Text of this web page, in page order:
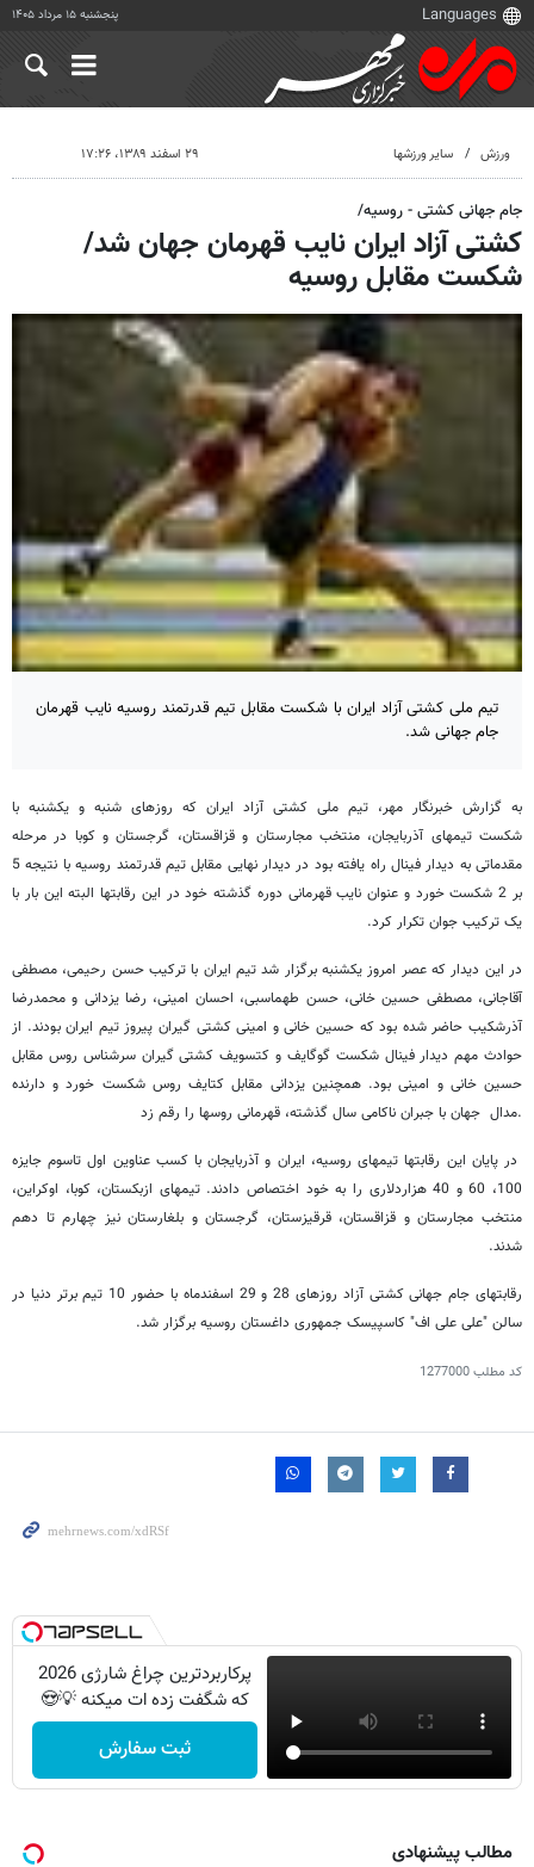
پنجشنبه ۱۵ مرداد ۱۴۰۵
ورزش سایر ورزشها ۲۹ اسفند ۱۳۸۹، ۱۷:۲۶
جام جهانی کشتی - روسیه/
کشتی آزاد ایران نایب قهرمان جهان شد/
شکست مقابل روسیه
تیم ملی کشتی آزاد ایران با شکست مقابل تیم قدرتمند روسیه نایب قهرمان
جام جهانی شد.
به گزارش خبرنگار مهر، تیم ملی کشتی آزاد ایران که روزهای شنبه و یکشنبه با
شکست تیمهای آذربایجان، منتخب مجارستان و قزاقستان، گرجستان و کوبا در مرحله
مقدماتی به دیدار فینال راه یافته بود در دیدار نهایی مقابل تیم قدرتمند روسیه با نتیجه 5
بر 2 شکست خورد و عنوان نایب قهرمانی دوره گذشته خود در این رقابتها البته این بار با
یک ترکیب جوان تکرار کرد.
در این دیدار که عصر امروز یکشنبه برگزار شد تیم ایران با ترکیب حسن رحیمی، مصطفی
آقاجانی، مصطفی حسین خانی، حسن طهماسبی، احسان امینی، رضا یزدانی و محمدرضا
آذرشکیب حاضر شده بود که حسین خانی و امینی کشتی گیران پیروز تیم ایران بودند. از
حوادث مهم دیدار فینال شکست گوگایف و کتسویف کشتی گیران سرشناس روس مقابل
حسین خانی و امینی بود. همچنین یزدانی مقابل کتایف روس شکست خورد و دارنده
مدال جهان با جبران ناکامی سال گذشته، قهرمانی روسها را رقم زد.
در پایان این رقابتها تیمهای روسیه، ایران و آذربایجان با کسب عناوین اول تاسوم جایزه
100، 60 و 40 هزاردلاری را به خود اختصاص دادند. تیمهای ازبکستان، کوبا، اوکراین،
منتخب مجارستان و قزاقستان، قرقیزستان، گرجستان و بلغارستان نیز چهارم تا دهم
شدند.
رقابتهای جام جهانی کشتی آزاد روزهای 28 و 29 اسفندماه با حضور 10 تیم برتر دنیا در
سالن "علی علی اف" کاسپیسک جمهوری داغستان روسیه برگزار شد.
کد مطلب1277000
پرکاربردترین چراغ شارژی 2026
که شگفت زده ات میکنه 💡😍
ثبت سفارش
مطالب پیشنهادی